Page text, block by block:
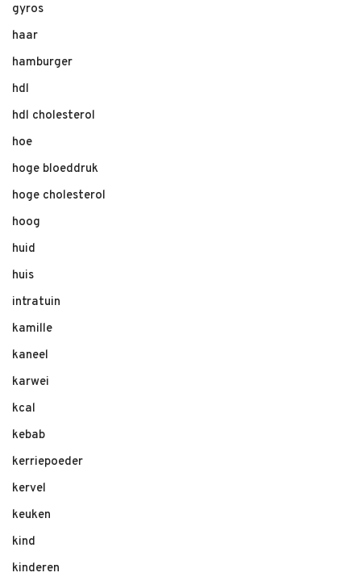
gyros
haar
hamburger
hdl
hdl cholesterol
hoe
hoge bloeddruk
hoge cholesterol
hoog
huid
huis
intratuin
kamille
kaneel
karwei
kcal
kebab
kerriepoeder
kervel
keuken
kind
kinderen